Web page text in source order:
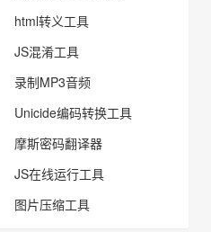
html转义工具
JS混淆工具
录制MP3音频
Unicide编码转换工具
摩斯密码翻译器
JS在线运行工具
图片压缩工具